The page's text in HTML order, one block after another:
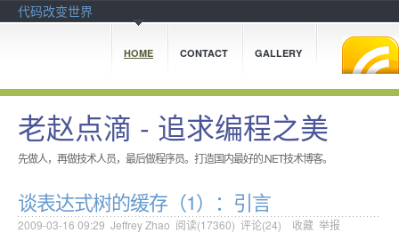
代码改变世界
HOME CONTACT GALLERY
老赵点滴 - 追求编程之美
先做人，再做技术人员，最后做程序员。打造国内最好的.NET技术博客。
谈表达式树的缓存（1）：引言
2009-03-16 09:29 Jeffrey Zhao 阅读(17360) 评论(24) 收藏 举报